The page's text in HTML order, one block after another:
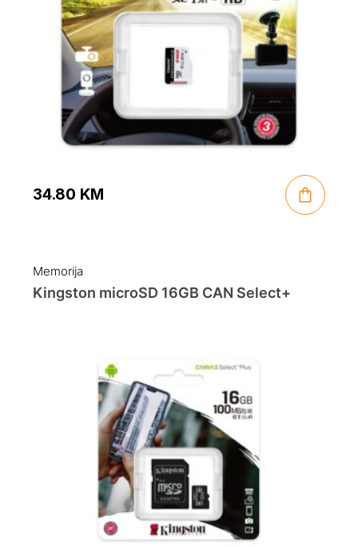
34.80 KM
Memorija
Kingston microSD 16GB CAN Select+